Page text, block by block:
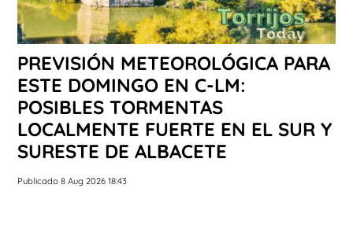
PREVISIÓN METEOROLÓGICA PARA
ESTE DOMINGO EN C-LM:
POSIBLES TORMENTAS
LOCALMENTE FUERTE EN EL SUR Y
SURESTE DE ALBACETE
Publicado 8 Aug 2026 18:43